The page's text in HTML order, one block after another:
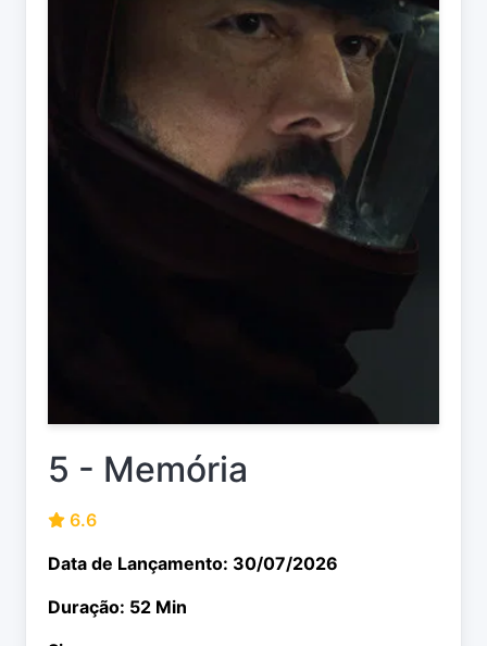
5 - Memória
6.6
Data de Lançamento: 30/07/2026
Duração: 52 Min